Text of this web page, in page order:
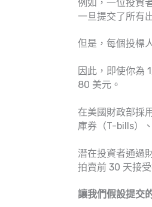
例如，一位投資
一旦提交了所有
但是，每個投標
因此，即使你為
80 美元。
在美國財政部採
庫券（T-bills）
潛在投資者通過
拍賣前 30 天接
讓我們假設提交